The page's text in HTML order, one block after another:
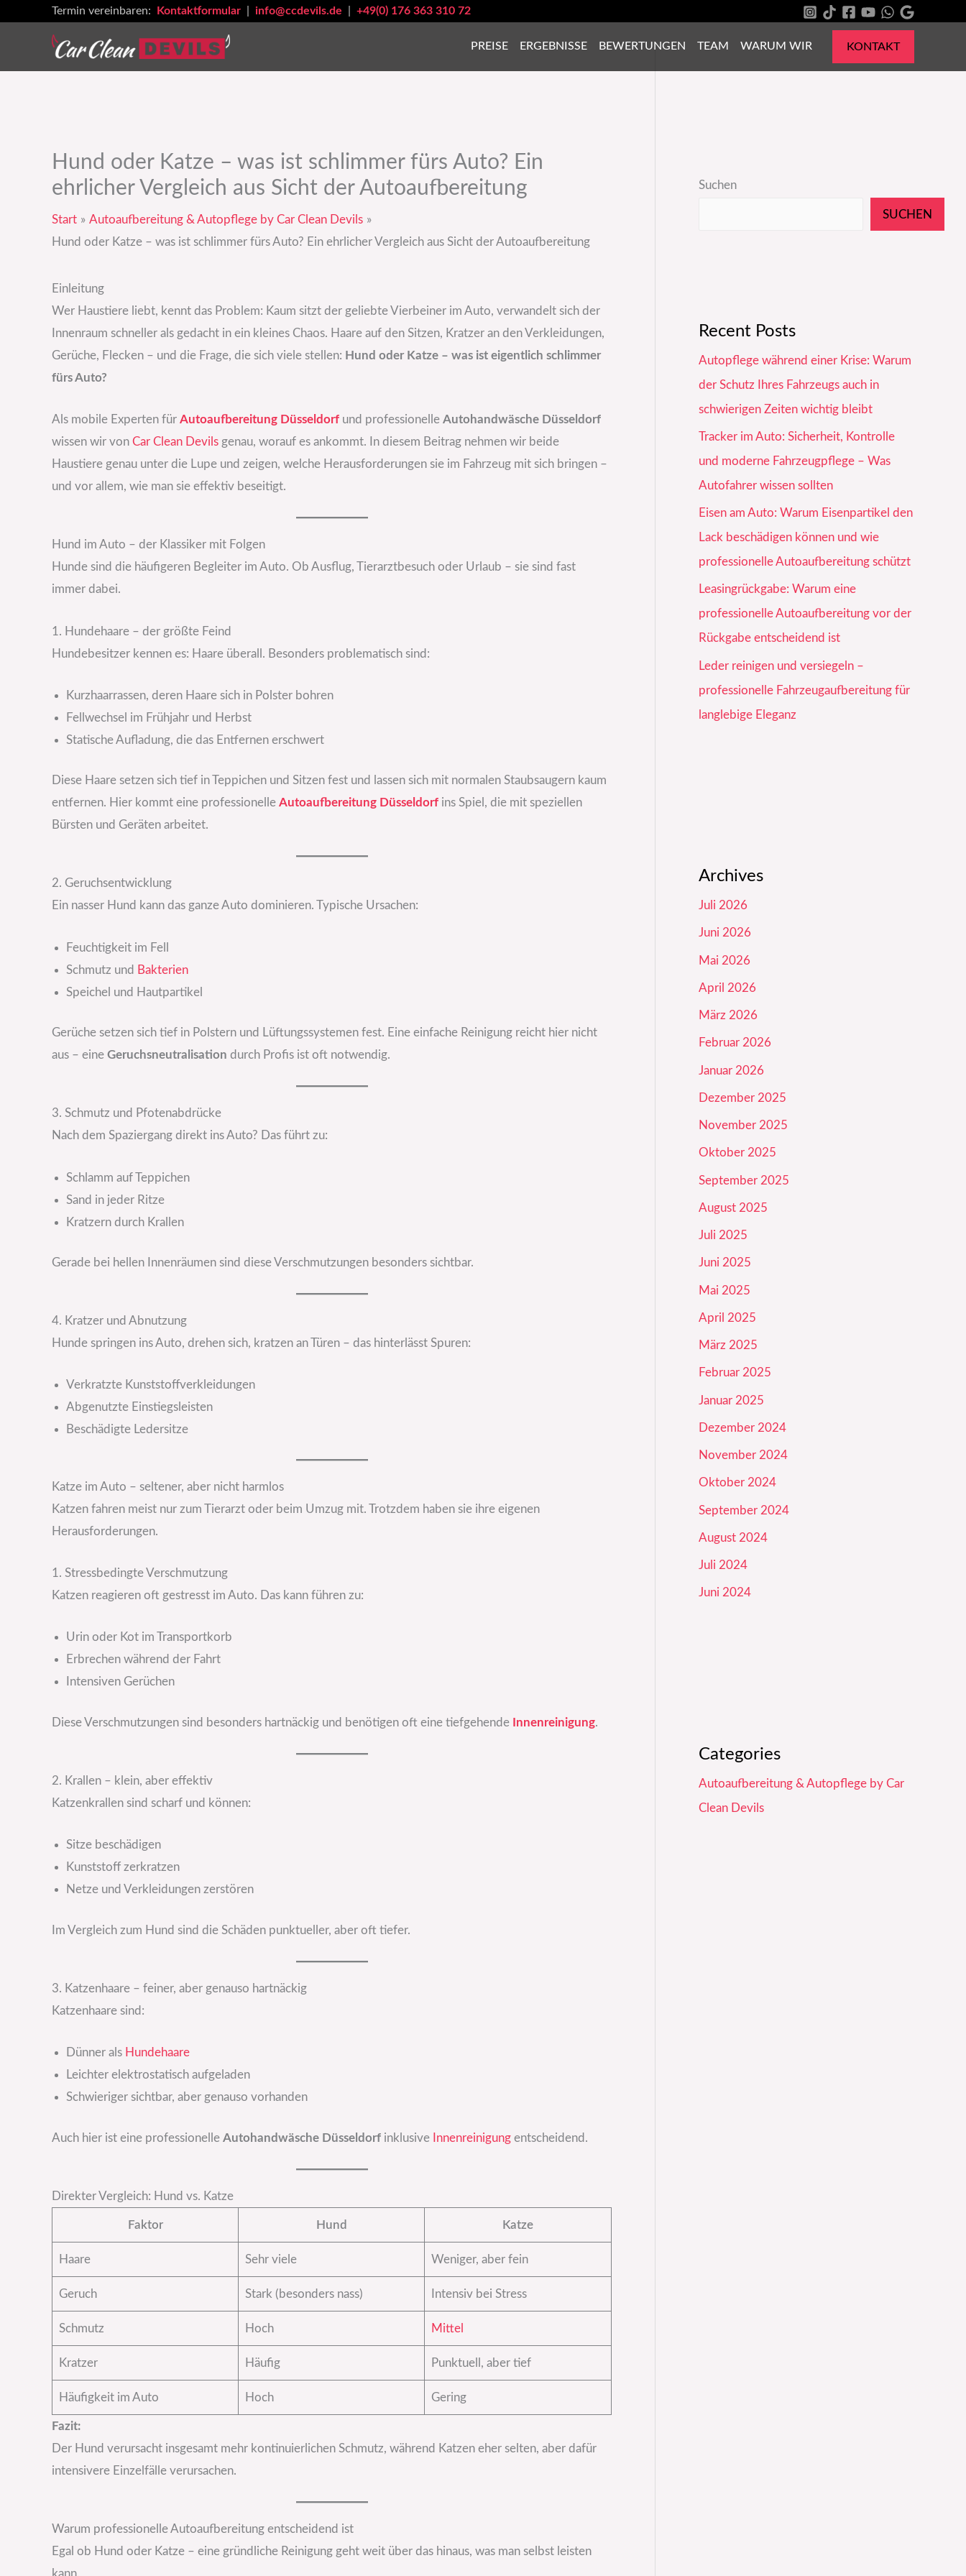
Termin vereinbaren: Kontaktformular info@ccdevils.de +49(0) 176 363 310 72
PREISE ERGEBNISSE BEWERTUNGEN TEAM WARUM WIR KONTAKT
Hund oder Katze – was ist schlimmer fürs Auto? Ein
ehrlicher Vergleich aus Sicht der Autoaufbereitung
Start
Autoaufbereitung & Autopflege by Car Clean Devils
Hund oder Katze – was ist schlimmer fürs Auto? Ein ehrlicher Vergleich aus Sicht der Autoaufbereitung
Einleitung
Wer Haustiere liebt, kennt das Problem: Kaum sitzt der geliebte Vierbeiner im Auto, verwandelt sich der
Innenraum schneller als gedacht in ein kleines Chaos. Haare auf den Sitzen, Kratzer an den Verkleidungen,
Gerüche, Flecken – und die Frage, die sich viele stellen: Hund oder Katze – was ist eigentlich schlimmer
fürs Auto?
Als mobile Experten für Autoaufbereitung Düsseldorf und professionelle Autohandwäsche Düsseldorf
wissen wir von Car Clean Devils genau, worauf es ankommt. In diesem Beitrag nehmen wir beide
Haustiere genau unter die Lupe und zeigen, welche Herausforderungen sie im Fahrzeug mit sich bringen –
und vor allem, wie man sie effektiv beseitigt.
Hund im Auto – der Klassiker mit Folgen
Hunde sind die häufigeren Begleiter im Auto. Ob Ausflug, Tierarztbesuch oder Urlaub – sie sind fast
immer dabei.
1. Hundehaare – der größte Feind
Hundebesitzer kennen es: Haare überall. Besonders problematisch sind:
Kurzhaarrassen, deren Haare sich in Polster bohren
Fellwechsel im Frühjahr und Herbst
Statische Aufladung, die das Entfernen erschwert
Diese Haare setzen sich tief in Teppichen und Sitzen fest und lassen sich mit normalen Staubsaugern kaum
entfernen. Hier kommt eine professionelle Autoaufbereitung Düsseldorf ins Spiel, die mit speziellen
Bürsten und Geräten arbeitet.
2. Geruchsentwicklung
Ein nasser Hund kann das ganze Auto dominieren. Typische Ursachen:
Feuchtigkeit im Fell
Schmutz und Bakterien
Speichel und Hautpartikel
Gerüche setzen sich tief in Polstern und Lüftungssystemen fest. Eine einfache Reinigung reicht hier nicht
aus – eine Geruchsneutralisation durch Profis ist oft notwendig.
3. Schmutz und Pfotenabdrücke
Nach dem Spaziergang direkt ins Auto? Das führt zu:
Schlamm auf Teppichen
Sand in jeder Ritze
Kratzern durch Krallen
Gerade bei hellen Innenräumen sind diese Verschmutzungen besonders sichtbar.
4. Kratzer und Abnutzung
Hunde springen ins Auto, drehen sich, kratzen an Türen – das hinterlässt Spuren:
Verkratzte Kunststoffverkleidungen
Abgenutzte Einstiegsleisten
Beschädigte Ledersitze
Katze im Auto – seltener, aber nicht harmlos
Katzen fahren meist nur zum Tierarzt oder beim Umzug mit. Trotzdem haben sie ihre eigenen
Herausforderungen.
1. Stressbedingte Verschmutzung
Katzen reagieren oft gestresst im Auto. Das kann führen zu:
Urin oder Kot im Transportkorb
Erbrechen während der Fahrt
Intensiven Gerüchen
Diese Verschmutzungen sind besonders hartnäckig und benötigen oft eine tiefgehende Innenreinigung.
2. Krallen – klein, aber effektiv
Katzenkrallen sind scharf und können:
Sitze beschädigen
Kunststoff zerkratzen
Netze und Verkleidungen zerstören
Im Vergleich zum Hund sind die Schäden punktueller, aber oft tiefer.
3. Katzenhaare – feiner, aber genauso hartnäckig
Katzenhaare sind:
Dünner als Hundehaare
Leichter elektrostatisch aufgeladen
Schwieriger sichtbar, aber genauso vorhanden
Auch hier ist eine professionelle Autohandwäsche Düsseldorf inklusive Innenreinigung entscheidend.
Direkter Vergleich: Hund vs. Katze
Faktor Hund Katze
Haare Sehr viele Weniger, aber fein
Geruch Stark (besonders nass) Intensiv bei Stress
Schmutz Hoch Mittel
Kratzer Häufig Punktuell, aber tief
Häufigkeit im Auto Hoch Gering
Fazit:
Der Hund verursacht insgesamt mehr kontinuierlichen Schmutz, während Katzen eher selten, aber dafür
intensivere Einzelfälle verursachen.
Warum professionelle Autoaufbereitung entscheidend ist
Egal ob Hund oder Katze – eine gründliche Reinigung geht weit über das hinaus, was man selbst leisten
kann.
Suchen
SUCHEN
Recent Posts
Autopflege während einer Krise: Warum
der Schutz Ihres Fahrzeugs auch in
schwierigen Zeiten wichtig bleibt
Tracker im Auto: Sicherheit, Kontrolle
und moderne Fahrzeugpflege – Was
Autofahrer wissen sollten
Eisen am Auto: Warum Eisenpartikel den
Lack beschädigen können und wie
professionelle Autoaufbereitung schützt
Leasingrückgabe: Warum eine
professionelle Autoaufbereitung vor der
Rückgabe entscheidend ist
Leder reinigen und versiegeln –
professionelle Fahrzeugaufbereitung für
langlebige Eleganz
Archives
Juli 2026
Juni 2026
Mai 2026
April 2026
März 2026
Februar 2026
Januar 2026
Dezember 2025
November 2025
Oktober 2025
September 2025
August 2025
Juli 2025
Juni 2025
Mai 2025
April 2025
März 2025
Februar 2025
Januar 2025
Dezember 2024
November 2024
Oktober 2024
September 2024
August 2024
Juli 2024
Juni 2024
Categories
Autoaufbereitung & Autopflege by Car
Clean Devils